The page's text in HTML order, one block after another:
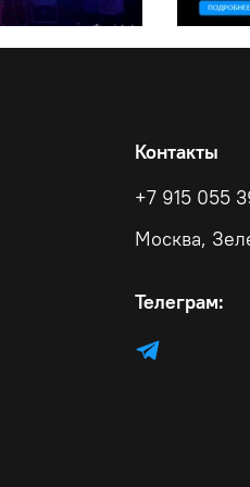
Контакты
+7 915 055
Москва,
Телеграм: